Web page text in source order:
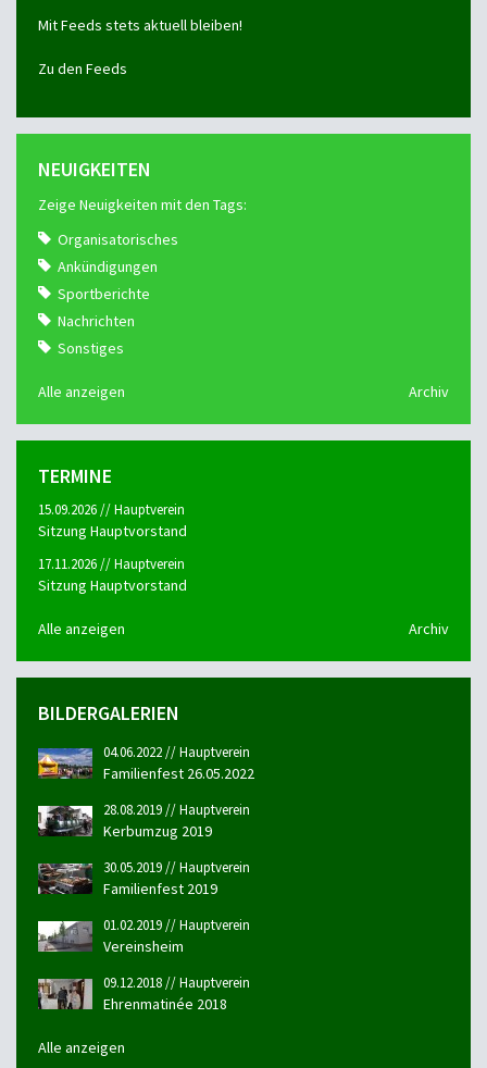
Mit Feeds stets aktuell bleiben!
Zu den Feeds
NEUIGKEITEN
Zeige Neuigkeiten mit den Tags:
Organisatorisches
Ankündigungen
Sportberichte
Nachrichten
Sonstiges
Alle anzeigen Archiv
TERMINE
15.09.2026 // Hauptverein
Sitzung Hauptvorstand
17.11.2026 // Hauptverein
Sitzung Hauptvorstand
Alle anzeigen Archiv
BILDERGALERIEN
04.06.2022 // Hauptverein
Familienfest 26.05.2022
28.08.2019 // Hauptverein
Kerbumzug 2019
30.05.2019 // Hauptverein
Familienfest 2019
01.02.2019 // Hauptverein
Vereinsheim
09.12.2018 // Hauptverein
Ehrenmatinée 2018
Alle anzeigen